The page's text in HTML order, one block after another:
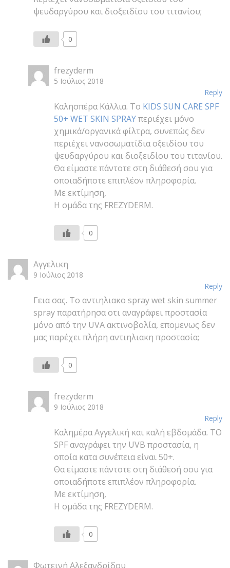
ψευδαργύρου και διοξειδίου του τιτανίου;
0
frezyderm
5 Ιούλιος 2018
Reply
Καλησπέρα Κάλλια. Το KIDS SUN CARE SPF
50+ WET SKIN SPRAYπεριέχει μόνο
χημικά/οργανικά φίλτρα, συνεπώς δεν
περιέχει νανοσωματίδια οξειδίου του
ψευδαργύρου και διοξειδίου του τιτανίου.
Θα είμαστε πάντοτε στη διάθεσή σου για
οποιαδήποτε επιπλέον πληροφορία.
Με εκτίμηση,
Η ομάδα της FREZYDERM.
0
Αγγελικη
9 Ιούλιος 2018
Reply
Γεια σας. Το αντιηλιακο spray wet skin summer
spray παρατήρησα οτι αναγράφει προστασία
μόνο από την UVA ακτινοβολία, επομενως δεν
μας παρέχει πλήρη αντιηλιακη προστασία;
0
frezyderm
9 Ιούλιος 2018
Reply
Καλημέρα Αγγελική και καλή εβδομάδα. ΤΟ
SPF αναγράφει την UVB προστασία, η
οποία κατα συνέπεια είναι 50+.
Θα είμαστε πάντοτε στη διάθεσή σου για
οποιαδήποτε επιπλέον πληροφορία.
Με εκτίμηση,
Η ομάδα της FREZYDERM.
0
Φωτεινή Αλεξανδρίδου